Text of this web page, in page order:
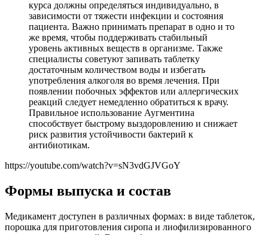
курса должны определяться индивидуально, в
зависимости от тяжести инфекции и состояния
пациента. Важно принимать препарат в одно и то
же время, чтобы поддерживать стабильный
уровень активных веществ в организме. Также
специалисты советуют запивать таблетку
достаточным количеством воды и избегать
употребления алкоголя во время лечения. При
появлении побочных эффектов или аллергических
реакций следует немедленно обратиться к врачу.
Правильное использование Аугментина
способствует быстрому выздоровлению и снижает
риск развития устойчивости бактерий к
антибиотикам.
https://youtube.com/watch?v=sN3vdGJVGoY
Формы выпуска и состав
Медикамент доступен в различных формах: в виде таблеток,
порошка для приготовления сиропа и лиофилизированного